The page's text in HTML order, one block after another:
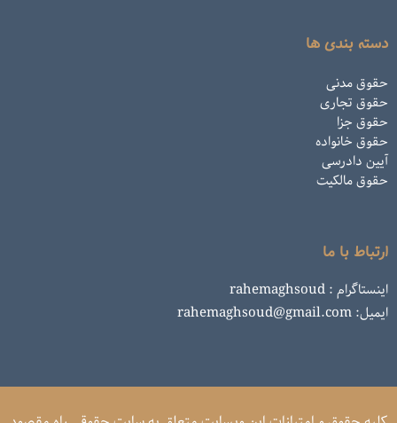
دسته بندی ها
حقوق مدنی
حقوق تجاری
حقوق جزا
حقوق خانواده
آیین دادرسی
حقوق مالکیت
ارتباط با ما
اینستاگرام : rahemaghsoud
ایمیل: rahemaghsoud@gmail.com